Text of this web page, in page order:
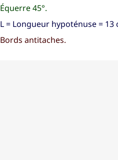
Équerre 45°.
L = Longueur hypoténuse = 13
Bords antitaches.